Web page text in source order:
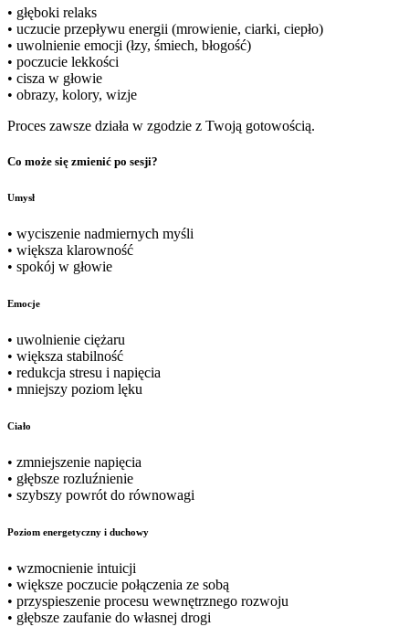
• głęboki relaks
• uczucie przepływu energii (mrowienie, ciarki, ciepło)
• uwolnienie emocji (łzy, śmiech, błogość)
• poczucie lekkości
• cisza w głowie
• obrazy, kolory, wizje
Proces zawsze działa w zgodzie z Twoją gotowością.
Co może się zmienić po sesji?
Umysł
• wyciszenie nadmiernych myśli
• większa klarowność
• spokój w głowie
Emocje
• uwolnienie ciężaru
• większa stabilność
• redukcja stresu i napięcia
• mniejszy poziom lęku
‍Ciało
• zmniejszenie napięcia
• głębsze rozluźnienie
• szybszy powrót do równowagi
Poziom energetyczny i duchowy
• wzmocnienie intuicji
• większe poczucie połączenia ze sobą
• przyspieszenie procesu wewnętrznego rozwoju
• głębsze zaufanie do własnej drogi